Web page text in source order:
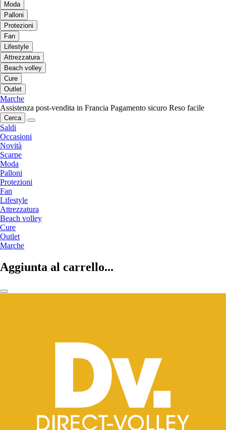
Moda
Palloni
Protezioni
Fan
Lifestyle
Attrezzatura
Beach volley
Cure
Outlet
Marche
Assistenza post-vendita in Francia Pagamento sicuro Reso facile
Cerca
Saldi
Occasioni
Novità
Scarpe
Moda
Palloni
Protezioni
Fan
Lifestyle
Attrezzatura
Beach volley
Cure
Outlet
Marche
Aggiunta al carrello...